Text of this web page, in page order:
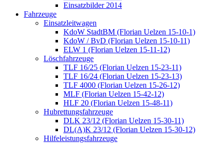
Einsatzbilder 2014
Fahrzeuge
Einsatzleitwagen
KdoW StadtBM (Florian Uelzen 15-10-1)
KdoW / BvD (Florian Uelzen 15-10-11)
ELW 1 (Florian Uelzen 15-11-12)
Löschfahrzeuge
TLF 16/25 (Florian Uelzen 15-23-11)
TLF 16/24 (Florian Uelzen 15-23-13)
TLF 4000 (Florian Uelzen 15-26-12)
MLF (Florian Uelzen 15-42-12)
HLF 20 (Florian Uelzen 15-48-11)
Hubrettungsfahrzeuge
DLK 23/12 (Florian Uelzen 15-30-11)
DL(A)K 23/12 (Florian Uelzen 15-30-12)
Hilfeleistungsfahrzeuge